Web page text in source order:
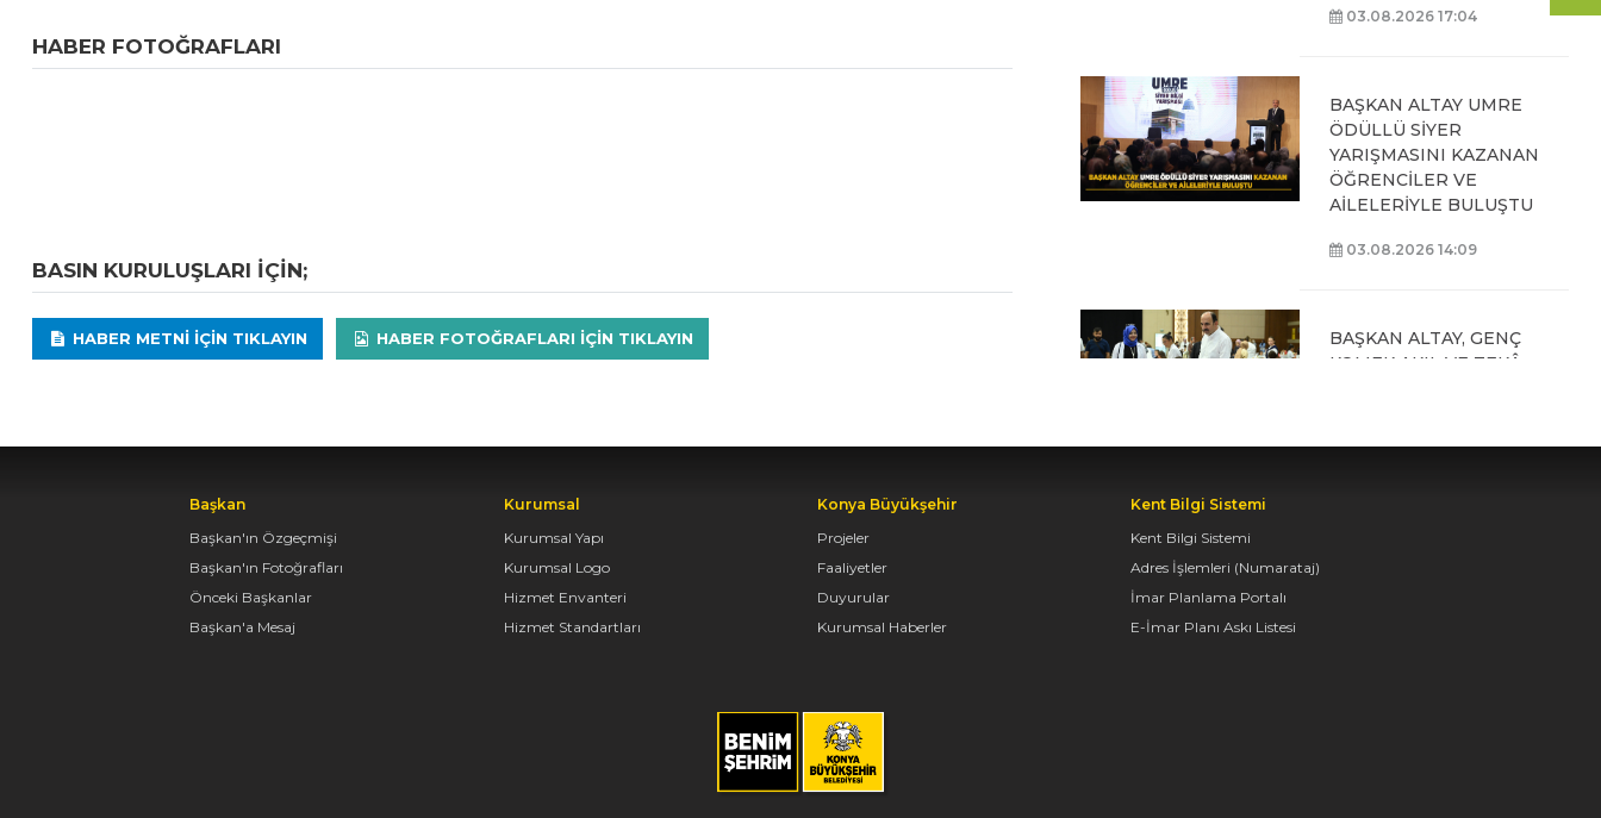
HABER FOTOĞRAFLARI
BASIN KURULUŞLARI IÇIN;
HABER METNI IÇIN TIKLAYIN HABER FOTOĞRAFLARI IÇIN TIKLAYIN
03.08.2026 17:04
BAŞKAN ALTAY UMRE
ÖDÜLLÜ SİYER
YARIŞMASINI KAZANAN
ÖĞRENCİLER VE
AİLELERİYLE BULUŞTU
03.08.2026 14:09
BAŞKAN ALTAY, GENÇ
KOMEK AKIL VE ZEKÂ
Başkan
Başkan'ın Özgeçmişi
Başkan'ın Fotoğrafları
Önceki Başkanlar
Başkan'a Mesaj
Kurumsal
Kurumsal Yapı
Kurumsal Logo
Hizmet Envanteri
Hizmet Standartları
Konya Büyükşehir
Projeler
Faaliyetler
Duyurular
Kurumsal Haberler
Kent Bilgi Sistemi
Kent Bilgi Sistemi
Adres İşlemleri (Numarataj)
İmar Planlama Portalı
E-İmar Planı Askı Listesi